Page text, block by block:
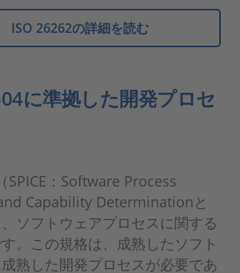
ISO 26262の詳細を読む
に準拠した開発プロセ
SPICE：Software Process
Capability Determinationと
ソフトウェアプロセスに関する
。この規格は、成熟したソフト
熟した開発プロセスが必要であ